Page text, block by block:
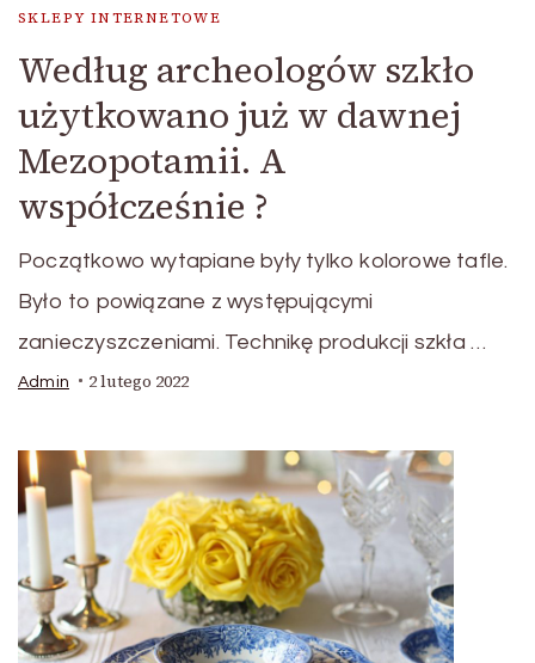
SKLEPY INTERNETOWE
Według archeologów szkło
użytkowano już w dawnej
Mezopotamii. A
współcześnie ?
Początkowo wytapiane były tylko kolorowe tafle.
Było to powiązane z występującymi
zanieczyszczeniami. Technikę produkcji szkła …
Admin 2 lutego 2022